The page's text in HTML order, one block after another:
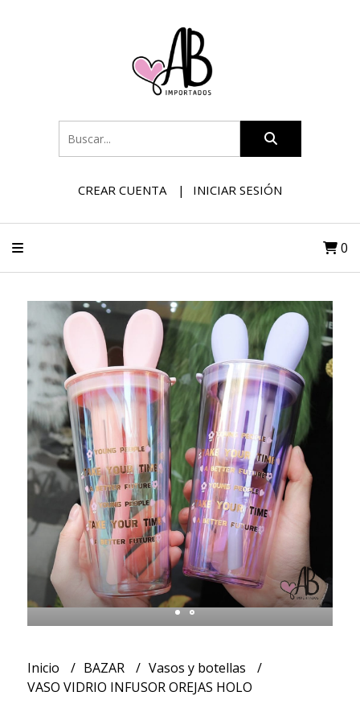
CREAR CUENTA INICIAR SESIÓN
0
Inicio BAZAR
Vasos y botellas
VASO VIDRIO INFUSOR OREJAS HOLO